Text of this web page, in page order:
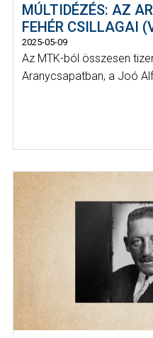
MÚLTIDÉZÉS: AZ
FEHÉR CSILLAGAI
2025-05-09
Az MTK-ból összesen
Aranycsapatban, a Joó